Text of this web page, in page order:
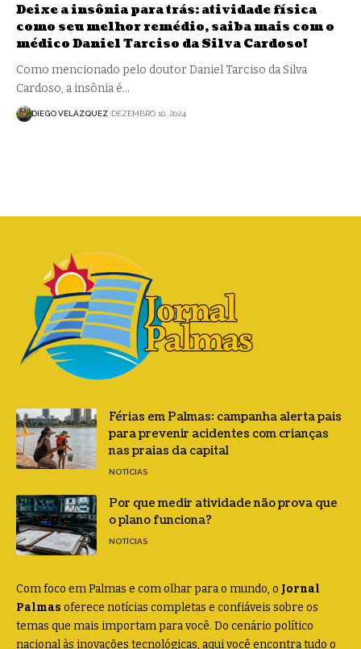
Deixe a insônia para trás: atividade física
como seu melhor remédio, saiba mais com o
médico Daniel Tarciso da Silva Cardoso!
Como mencionado pelo doutor Daniel Tarciso da Silva
Cardoso, a insônia é…
DIEGO VELÁZQUEZ DEZEMBRO 10, 2024
Férias em Palmas: campanha alerta pais
para prevenir acidentes com crianças
nas praias da capital
NOTÍCIAS
Por que medir atividade não prova que
o plano funciona?
NOTÍCIAS
Com foco em Palmas e com olhar para o mundo, o Jornal
Palmas oferece notícias completas e confiáveis sobre os
temas que mais importam para você. Do cenário político
nacional às inovações tecnológicas, aqui você encontra tudo o